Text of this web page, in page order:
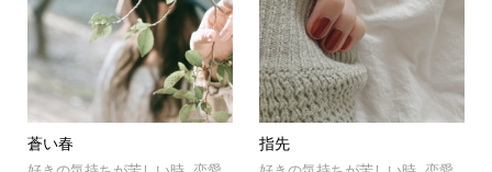
蒼い春
指先